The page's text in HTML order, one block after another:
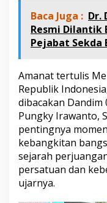
Baca Juga : Dr.
Resmi Dilantik
Pejabat Sekda
Amanat tertulis
Republik
dibacakan
Pungky Irawanto,
pentingnya
kebangkitan
sejarah
persatuan dan
ujarnya.